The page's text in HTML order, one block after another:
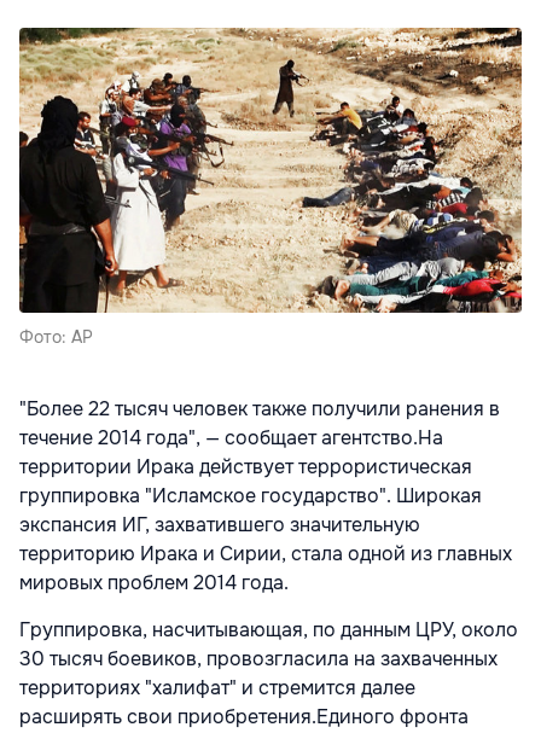
Фото: AP
"Более 22 тысяч человек также получили ранения в
течение 2014 года", — сообщает агентство.На
территории Ирака действует террористическая
группировка "Исламское государство". Широкая
экспансия ИГ, захватившего значительную
территорию Ирака и Сирии, стала одной из главных
мировых проблем 2014 года.
Группировка, насчитывающая, по данным ЦРУ, около
30 тысяч боевиков, провозгласила на захваченных
территориях "халифат" и стремится далее
расширять свои приобретения.Единого фронта